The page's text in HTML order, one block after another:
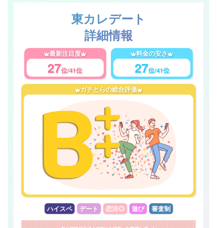
東カレデート
詳細情報
最新注目度
27位/41位
料金の安さ
27位/41位
ガチとらの総合評価
ハイスペ デート 恋活◎ 遊び 審査制